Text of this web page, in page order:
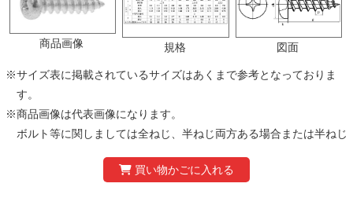
商品画像 規格 図面
※サイズ表に掲載されているサイズはあくまで参考となっておりま
す。
※商品画像は代表画像になります。
ボルト等に関しましては全ねじ、半ねじ両方ある場合または半ねじ